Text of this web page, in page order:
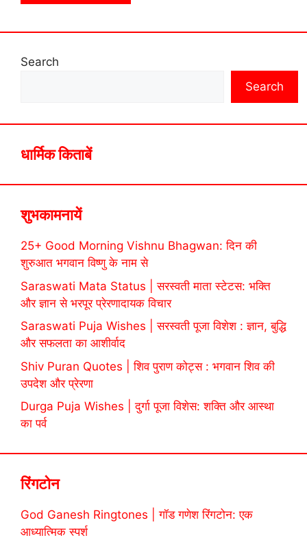
Search
Search
धार्मिक किताबें
शुभकामनायें
25+ Good Morning Vishnu Bhagwan: दिन की
शुरुआत भगवान विष्णु के नाम से
Saraswati Mata Status | सरस्वती माता स्टेटस: भक्ति
और ज्ञान से भरपूर प्रेरणादायक विचार
Saraswati Puja Wishes | सरस्वती पूजा विशेश : ज्ञान, बुद्धि
और सफलता का आशीर्वाद
Shiv Puran Quotes | शिव पुराण कोट्स : भगवान शिव की
उपदेश और प्रेरणा
Durga Puja Wishes | दुर्गा पूजा विशेस: शक्ति और आस्था
का पर्व
रिंगटोन
God Ganesh Ringtones | गॉड गणेश रिंगटोन: एक
आध्यात्मिक स्पर्श